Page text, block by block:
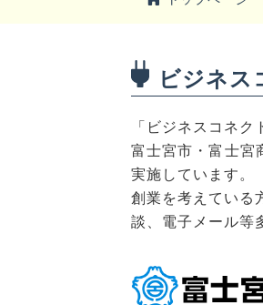
ビジネス
「ビジネスコネ
富士宮市・富士宮
実施しています。
創業を考えている
談、電子メール等